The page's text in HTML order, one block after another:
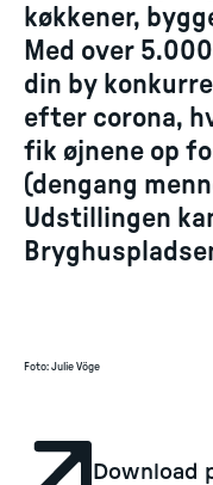
køkkener,
Med over
din by
efter corona,
fik øjnene op
(dengang
Udstillingen
Foto: Julie Vöge
Download